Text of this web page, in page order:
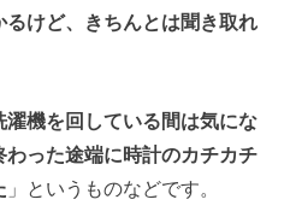
けど、きちんとは聞き取れ
濯機を回している間は気にな
った途端に時計のカチカチ
」というものなどです。